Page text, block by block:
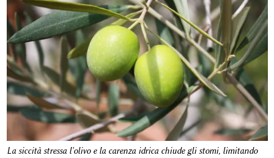
La siccità stressa l'olivo e la carenza idrica chiude gli stomi, limitando